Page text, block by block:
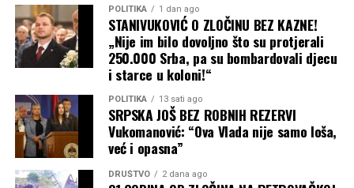
Kao jednu od ključnih pogodnosti za mještane, Bundalo
je najavio organizovanjebesplatne pravne pomoćiu
prostorijama kancelarije.
Građani će u narednom periodu moći dobiti stručne
pravne savjete u vezi sa:
Pitanjima i ostvarivanjem prava napenzije
Imovinsko-pravnim odnosima
POLITIKA 1 dan ago
STANIVUKOVIĆ O ZLOČINU BEZ KAZNE!
„Nije im bilo dovoljno što su protjerali
250.000 Srba, pa su bombardovali djecu
i starce u koloni!“
POLITIKA 13 sati ago
SRPSKA JOŠ BEZ ROBNIH REZERVI
Vukomanović: “Ova Vlada nije samo loša,
već i opasna”
DRUŠTVO 2 dana ago